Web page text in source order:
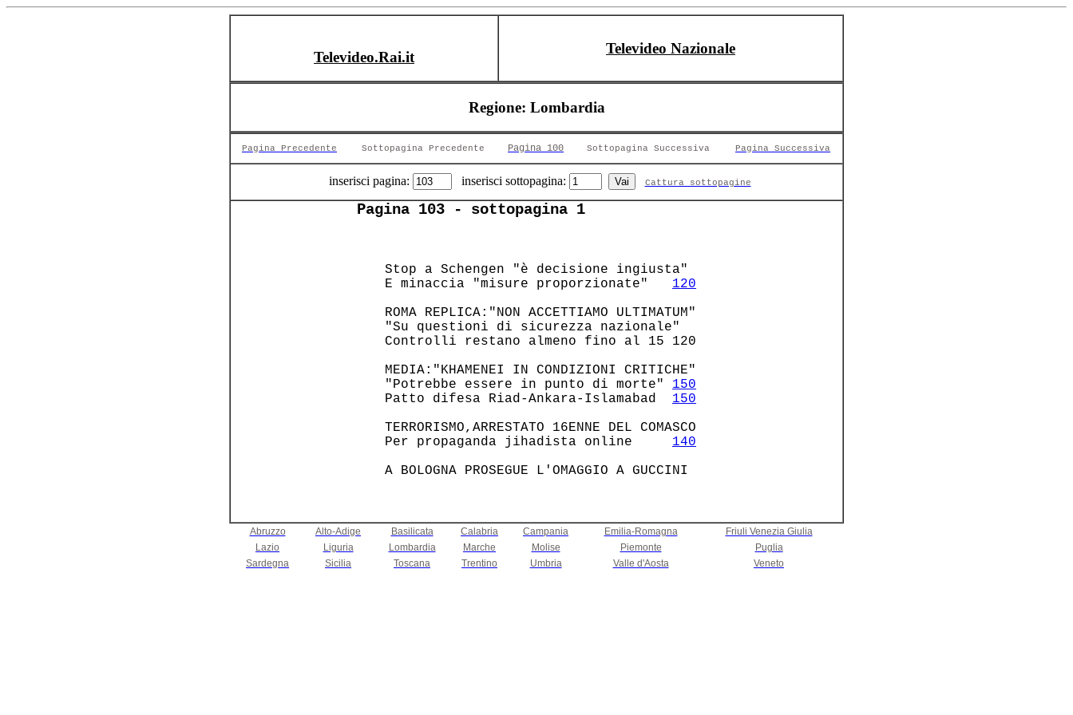
Televideo.Rai.it
Televideo Nazionale
Regione: Lombardia
Pagina Precedente Sottopagina Precedente Pagina 100 Sottopagina Successiva Pagina Successiva
inserisci pagina: inserisci sottopagina: Cattura sottopagine
Pagina 103 - sottopagina 1
Stop a Schengen "è decisione ingiusta"
E minaccia "misure proporzionate" 120
ROMA REPLICA:"NON ACCETTIAMO ULTIMATUM"
"Su questioni di sicurezza nazionale"
Controlli restano almeno fino al 15 120
MEDIA:"KHAMENEI IN CONDIZIONI CRITICHE"
"Potrebbe essere in punto di morte" 150
Patto difesa Riad-Ankara-Islamabad 150
TERRORISMO,ARRESTATO 16ENNE DEL COMASCO
Per propaganda jihadista online 140
Abruzzo Alto-Adige Basilicata Calabria Campania Emilia-Romagna
Friuli Venezia Giulia
Lazio
Liguria Lombardia Marche Molise Piemonte
Puglia
Sardegna
Sicilia Toscana Trentino Umbria Valle d'Aosta Veneto